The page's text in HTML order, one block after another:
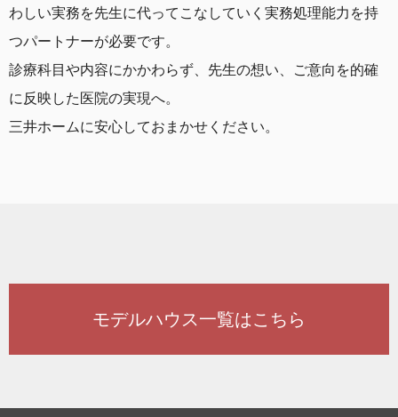
わしい実務を先生に代ってこなしていく実務処理能力を持
つパートナーが必要です。
診療科目や内容にかかわらず、先生の想い、ご意向を的確
に反映した医院の実現へ。
三井ホームに安心しておまかせください。
モデルハウス一覧はこちら